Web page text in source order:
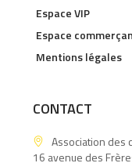
Espace VIP
Espace
Mentions légales
CONTACT
Association des
16 avenue des